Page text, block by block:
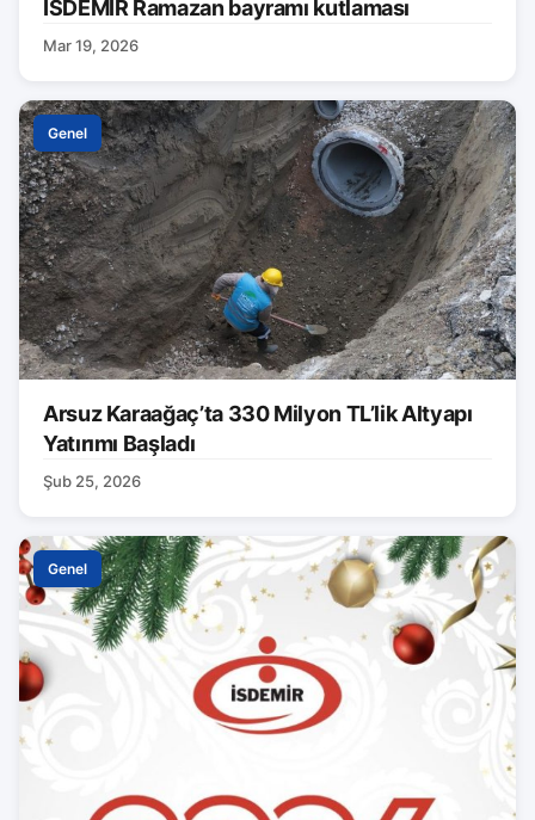
İSDEMİR Ramazan bayramı kutlaması
Mar 19, 2026
Genel
Arsuz Karaağaç’ta 330 Milyon TL’lik Altyapı
Yatırımı Başladı
Şub 25, 2026
Genel